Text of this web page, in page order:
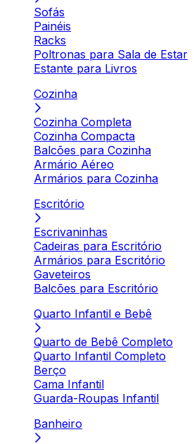
Sofás
Painéis
Racks
Poltronas para Sala de Estar
Estante para Livros
Cozinha
Cozinha Completa
Cozinha Compacta
Balcões para Cozinha
Armário Aéreo
Armários para Cozinha
Escritório
Escrivaninhas
Cadeiras para Escritório
Armários para Escritório
Gaveteiros
Balcões para Escritório
Quarto Infantil e Bebê
Quarto de Bebê Completo
Quarto Infantil Completo
Berço
Cama Infantil
Guarda-Roupas Infantil
Banheiro